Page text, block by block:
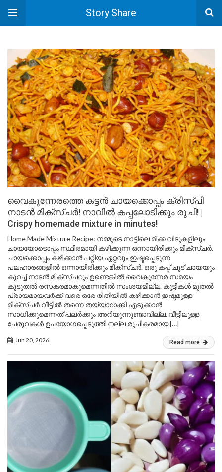
Story Share
വൈകുന്നേരത്തെ കട്ടൻ ചായക്കൊപ്പം ക്രിസ്പി
നാടൻ മിക്സ്ചർ! നാവിൽ കപ്പലോടിക്കും രുചി! |
Crispy homemade mixture in minutes!
Home Made Mixture Recipe: നമ്മുടെ നാട്ടിലെ മിക്ക വീടുകളിലും
ചായയോടൊപ്പം സ്ഥിരമായി കഴിക്കുന്ന ഒന്നായിരിക്കും മിക്സ്ചർ.
ചായക്കൊപ്പം കഴിക്കാൻ പറ്റിയ ഏറ്റവും ഇഷ്ടപ്പെടുന്ന
പലഹാരങ്ങളിൽ ഒന്നായിരിക്കും മിക്സ്ചർ. ഒരു കപ്പ് ചൂട് ചായയും
കുറച്ച് നാടൻ മിക്സ്ചറും ഉണ്ടെങ്കിൽ വൈകുന്നേര സമയം
കൂടുതൽ രസകരമാകുമെന്നതിൽ സംശയമില്ല. കുട്ടികൾ മുതൽ
പ്രായമായവർക്ക് വരെ ഒരേ രീതിയിൽ കഴിക്കാൻ ഇഷ്ടമുള്ള
മിക്സ്ചർ വീട്ടിൽ തന്നെ തയ്യാറാക്കി എടുക്കാൻ
സാധിക്കുമെന്നത് പലർക്കും അറിയുന്നുണ്ടാവില്ല. വീട്ടിലുള്ള
ചേരുവകൾ ഉപയോഗപ്പെടുത്തി നല്ല രുചികരമായ […]
Jun 20, 2026 Read more